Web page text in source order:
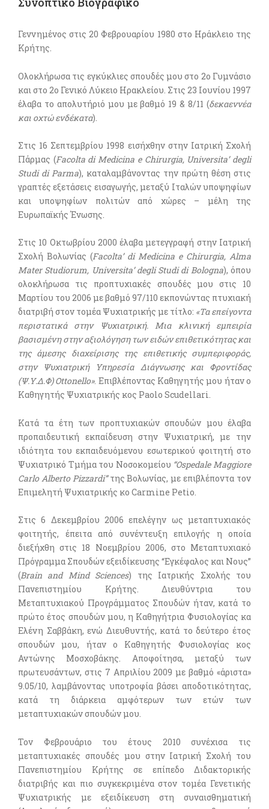
Βιογραφικό
Γεννημένος στις 20 Φεβρουαρίου 1980 στο Ηράκλειο της
Κρήτης.
Ολοκλήρωσα τις εγκύκλιες σπουδές μου στο 2ο Γυμνάσιο
και στο 2ο Γενικό Λύκειο Ηρακλείου. Στις 23 Ιουνίου 1997
έλαβα το απολυτήριό μου με βαθμό 19 & 8/11 (δεκαεννέα
και οχτώ ενδέκατα).
Στις 16 Σεπτεμβρίου 1998 εισήχθην στην Ιατρική Σχολή
Πάρμας (Facolta di Medicina e Chirurgia, Universita’ degli
Studi di Parma), καταλαμβάνοντας την πρώτη θέση στις
γραπτές εξετάσεις εισαγωγής, μεταξύ Ιταλών υποψηφίων
και υποψηφίων πολιτών από χώρες – μέλη της
Ευρωπαϊκής Ένωσης.
Στις 10 Οκτωβρίου 2000 έλαβα μετεγγραφή στην Ιατρική
Σχολή Βολωνίας (Facolta’ di Medicina e Chirurgia, Alma
Mater Studiorum, Universita’ degli Studi di Bologna), όπου
ολοκλήρωσα τις προπτυχιακές σπουδές μου στις 10
Μαρτίου του 2006 με βαθμό 97/110 εκπονώντας πτυχιακή
διατριβή στον τομέα Ψυχιατρικής με τίτλο: «Τα επείγοντα
περιστατικά στην Ψυχιατρική. Μια κλινική εμπειρία
βασισμένη στην αξιολόγηση των ειδών επιθετικότητας και
της άμεσης διαχείρισης της επιθετικής συμπεριφοράς,
στην Ψυχιατρική Υπηρεσία Διάγνωσης και Φροντίδας
(Ψ.Υ.Δ.Φ) Ottonello». Επιβλέποντας Καθηγητής μου ήταν ο
Καθηγητής Ψυχιατρικής κος Paolo Scudellari.
Κατά τα έτη των προπτυχιακών σπουδών μου έλαβα
προπαιδευτική εκπαίδευση στην Ψυχιατρική, με την
ιδιότητα του εκπαιδευόμενου εσωτερικού φοιτητή στο
Ψυχιατρικό Τμήμα του Νοσοκομείου “Ospedale Maggiore
Carlo Alberto Pizzardi”της Βολωνίας, με επιβλέποντα τον
Επιμελητή Ψυχιατρικής κο Carmine Petio.
Στις 6 Δεκεμβρίου 2006 επελέγην ως μεταπτυχιακός
φοιτητής, έπειτα από συνέντευξη επιλογής η οποία
διεξήχθη στις 18 Νοεμβρίου 2006, στο Μεταπτυχιακό
Πρόγραμμα Σπουδών εξειδίκευσης “Εγκέφαλος και Νους”
(Brain and Mind Sciences) της Ιατρικής Σχολής του
Πανεπιστημίου Κρήτης. Διευθύντρια του
Μεταπτυχιακού Προγράμματος Σπουδών ήταν, κατά το
πρώτο έτος σπουδών μου, η Καθηγήτρια Φυσιολογίας κα
Ελένη Σαββάκη, ενώ Διευθυντής, κατά το δεύτερο έτος
σπουδών μου, ήταν ο Καθηγητής Φυσιολογίας κος
Αντώνης Μοσχοβάκης. Αποφοίτησα, μεταξύ των
πρωτευσάντων, στις 7 Απριλίου 2009 με βαθμό «άριστα»
9.05/10, λαμβάνοντας υποτροφία βάσει αποδοτικότητας,
κατά τη διάρκεια αμφότερων των ετών των
μεταπτυχιακών σπουδών μου.
Τον Φεβρουάριο του έτους 2010 συνέχισα τις
μεταπτυχιακές σπουδές μου στην Ιατρική Σχολή του
Πανεπιστημίου Κρήτης σε επίπεδο Διδακτορικής
διατριβής και πιο συγκεκριμένα στον τομέα Γενετικής
Ψυχιατρικής με εξειδίκευση στη συναισθηματική